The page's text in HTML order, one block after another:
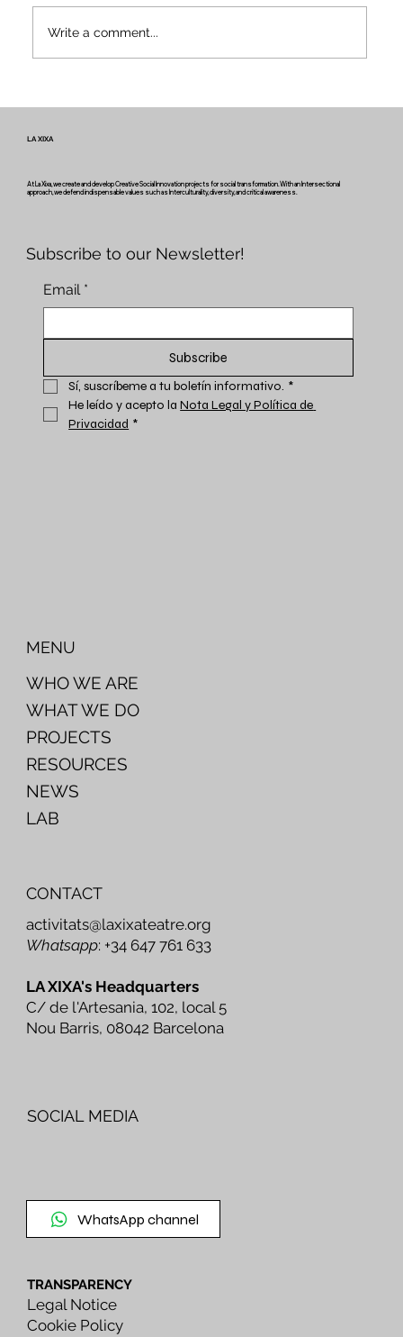
por una Transición Energética Justa
Write a comment...
LA XIXA
At La Xixa, we create and develop Creative Social Innovation projects for social transformation. With an Intersectional
approach, we defend indispensable values such as Interculturality, diversity, and critical awareness.
Subscribe to our Newsletter!
Email *
Subscribe
Sí, suscríbeme a tu boletín informativo. *
He leído y acepto la Nota Legal y Política de
Privacidad *
WHO WE ARE
WHAT WE DO
PROJECTS
RESOURCES
NEWS
LAB
MENU
CONTACT
activitats@laxixateatre.org
Whatsapp: +34 647 761 633
LA XIXA's Headquarters
C/ de l'Artesania, 102, local 5
Nou Barris, 08042 Barcelona
SOCIAL MEDIA
WhatsApp channel
TRANSPARENCY
Legal Notice
Cookie Policy